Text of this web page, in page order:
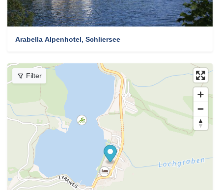
Arabella Alpenhotel, Schliersee
Filter